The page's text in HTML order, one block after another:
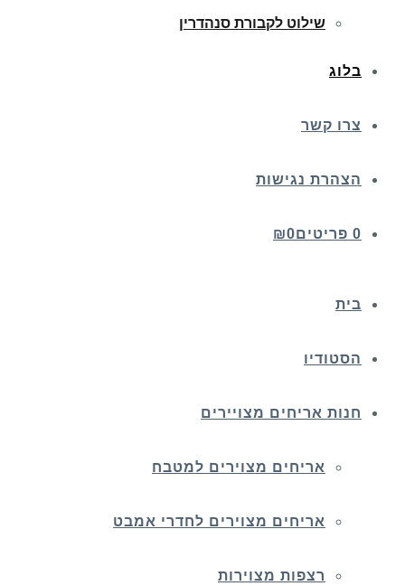
שילוט לקבורת סנהדרין
בלוג
צרו קשר
הצהרת נגישות
0 פריטים ₪0
בית
הסטודיו
חנות אריחים מצויירים
אריחים מצוירים למטבח
אריחים מצוירים לחדרי אמבט
רצפות מצוירות